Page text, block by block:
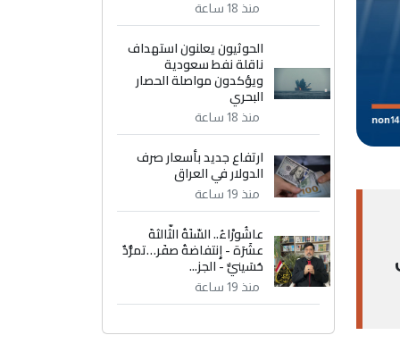
منذ 18 ساعة
الحوثيون يعلنون استهداف
ناقلة نفط سعودية
ويؤكدون مواصلة الحصار
البحري
منذ 18 ساعة
ارتفاع جديد بأسعار صرف
الدولار في العراق
منذ 19 ساعة
عاشُورْاءُ.. السّنَةُ الثّالثةَ
عشَرَة - إِنتفاضةُ صفَر…تمرُّدٌ
حُسَينيٌّ - الجز...
منذ 19 ساعة